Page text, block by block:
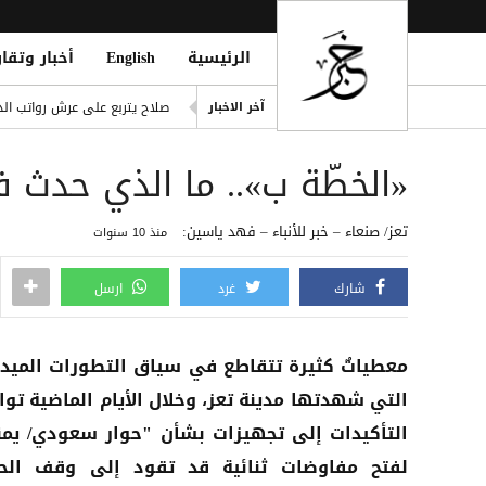
الرئيسية English أخبار
آخر الاخبار
صلاح يتربع على عرش رواتب
ديوماندي يكتب التاريخ: أغلى
Houthi Attack on Marib Camp
انفراد| مصادر تكشف مشاركة
«الخطّة ب».. ما الذي حدث
تعز/ صنعاء – خبر للأنباء – فهد ياسين: منذ 10 سنوات
شارك غرد ارسل
معطياتٌ كثيرة تتقاطع في سياق التطورات
التي شهدتها مدينة تعز، وخلال الأيام الماضية
التأكيدات إلى تجهيزات بشأن "حوار سعودي/
لفتح مفاوضات ثنائية قد تقود إلى وقف